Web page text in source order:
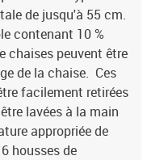
de jusqu'à 55 cm.
contenant 10 %
chaises peuvent être
de la chaise. Ces
facilement retirées
lavées à la main
appropriée de
housses de